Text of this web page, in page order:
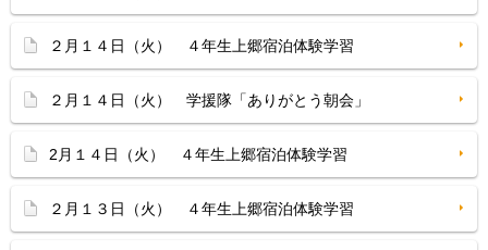
２月１４日（火） ４年生上郷宿泊体験学習
２月１４日（火） 学援隊「ありがとう朝会」
2月１４日（火） ４年生上郷宿泊体験学習
２月１３日（火） ４年生上郷宿泊体験学習